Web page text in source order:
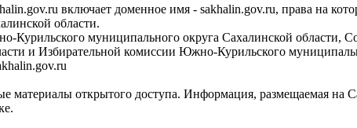
включает доменное имя - sakhalin.gov.ru, права на
области.
муниципального округа Сахалинской области,
и Избирательной комиссии Южно-Курильского
открытого доступа. Информация, размещаемая на